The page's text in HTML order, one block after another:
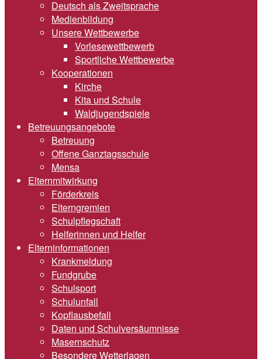
Deutsch als Zweitsprache
Medienbildung
Unsere Wettbewerbe
Vorlesewettbewerb
Sportliche Wettbewerbe
Kooperationen
Kirche
Kita und Schule
Waldjugendspiele
Betreuungsangebote
Betreuung
Offene Ganztagsschule
Mensa
Elternmitwirkung
Förderkreis
Elterngremien
Schulpflegschaft
Helferinnen und Helfer
Elterninformationen
Krankmeldung
Fundgrube
Schulsport
Schulunfall
Kopflausbefall
Daten und Schulversäumnisse
Masernschutz
Besondere Wetterlagen